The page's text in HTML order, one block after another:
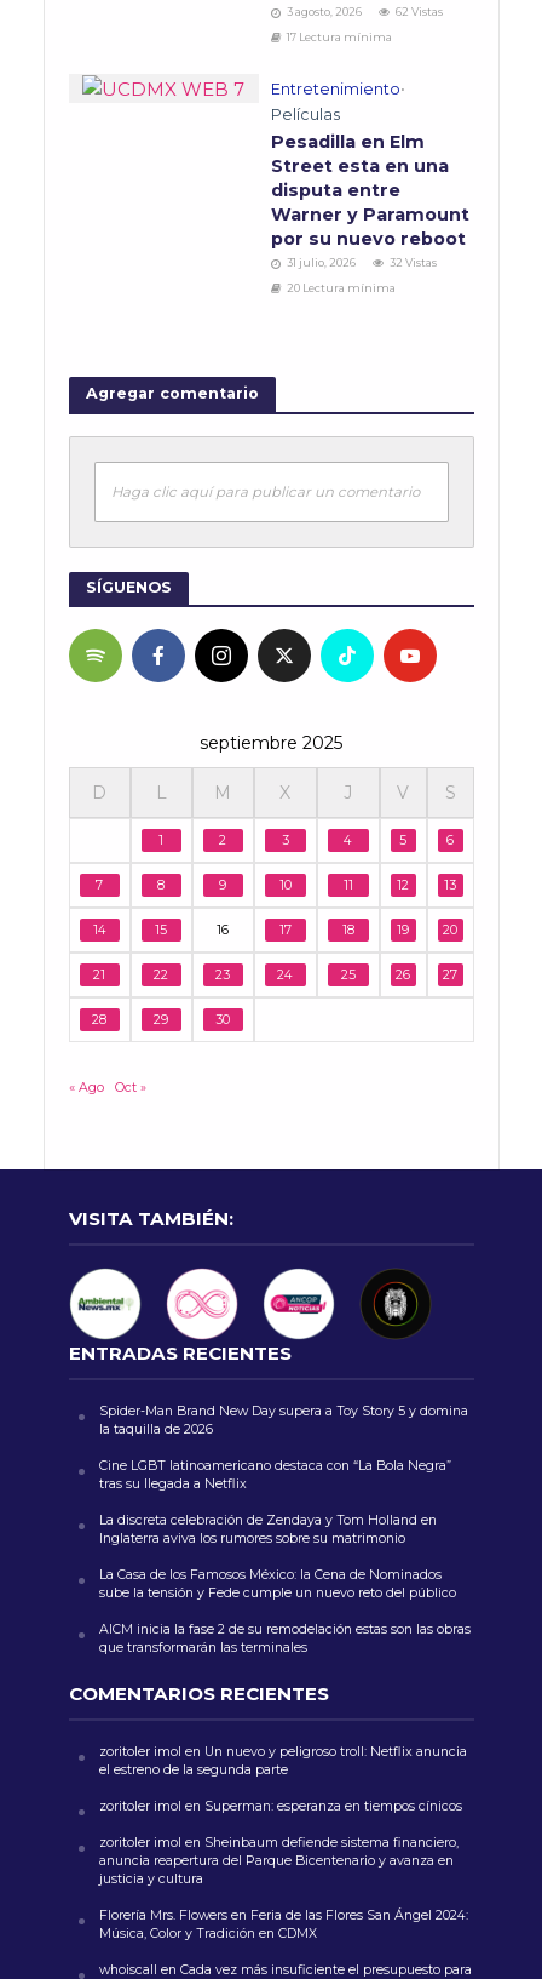
3 agosto, 2026
62 Vistas
17 Lectura mínima
Entretenimiento•
Películas
Pesadilla en Elm
Street esta en una
disputa entre
Warner y Paramount
por su nuevo reboot
31 julio, 2026
32 Vistas
20 Lectura mínima
Agregar comentario
Haga clic aquí para publicar un comentario
SÍGUENOS
septiembre 2025
D L M X J V S
1 2 3 4 5 6
7 8 9 10 11 12 13
14 15 16 17 18 19 20
21 22 23 24 25 26 27
28 29 30
« Ago Oct »
VISITA TAMBIÉN:
ENTRADAS RECIENTES
Spider-Man Brand New Day supera a Toy Story 5 y domina
la taquilla de 2026
Cine LGBT latinoamericano destaca con “La Bola Negra”
tras su llegada a Netflix
La discreta celebración de Zendaya y Tom Holland en
Inglaterra aviva los rumores sobre su matrimonio
La Casa de los Famosos México: la Cena de Nominados
sube la tensión y Fede cumple un nuevo reto del público
AICM inicia la fase 2 de su remodelación estas son las obras
que transformarán las terminales
COMENTARIOS RECIENTES
zoritoler imol en Un nuevo y peligroso troll: Netflix anuncia
el estreno de la segunda parte
zoritoler imol en Superman: esperanza en tiempos cínicos
zoritoler imol en Sheinbaum defiende sistema financiero,
anuncia reapertura del Parque Bicentenario y avanza en
justicia y cultura
Florería Mrs. Flowersen Feria de las Flores San Ángel 2024:
Música, Color y Tradición en CDMX
whoiscall en Cada vez más insuficiente el presupuesto para